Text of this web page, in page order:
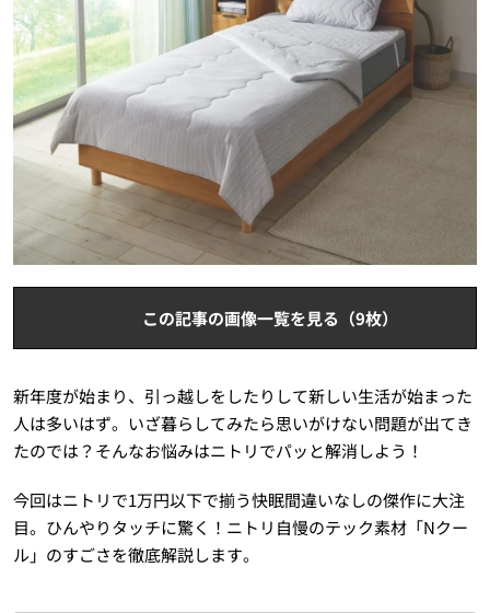
この記事の画像一覧を見る（9枚）
新年度が始まり、引っ越しをしたりして新しい生活が始まった
人は多いはず。いざ暮らしてみたら思いがけない問題が出てき
たのでは？そんなお悩みはニトリでパッと解消しよう！
今回はニトリで1万円以下で揃う快眠間違いなしの傑作に大注
目。ひんやりタッチに驚く！ニトリ自慢のテック素材「Nクー
ル」のすごさを徹底解説します。